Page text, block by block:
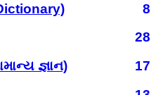
8
28
જ્ઞાન)
17